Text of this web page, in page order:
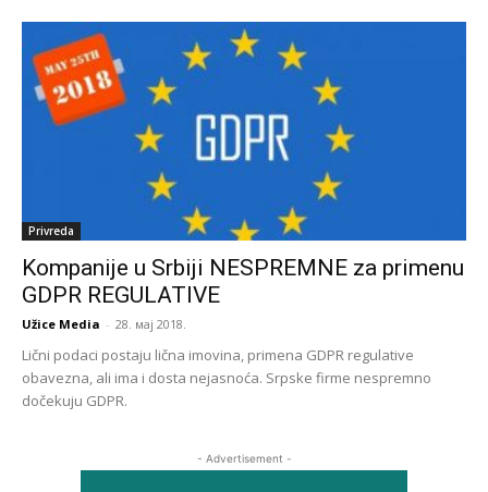
Privreda
Kompanije u Srbiji NESPREMNE za primenu
GDPR REGULATIVE
Užice Media - 28. мај 2018.
Lični podaci postaju lična imovina, primena GDPR regulative
obavezna, ali ima i dosta nejasnoća. Srpske firme nespremno
dočekuju GDPR.
- Advertisement -